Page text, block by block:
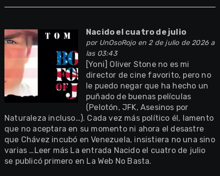
Nacido el cuatro de julio
por UnOsoRojoen 2 de julio de 2026 a
las 03:43
[Yoni] Oliver Stone no es mi
director de cine favorito, pero no
le puedo negar que ha hecho un
puñado de buenas películas
(Pelotón, JFK, Asesinos por
Naturaleza incluso…). Cada vez más político él, lamento
que no aceptara en su momento ni ahora el desastre
que Chávez incubó en Venezuela, insistiera no una sino
varias …Leer más La entrada Nacido el cuatro de julio
se publicó primero en La Web No Basta.